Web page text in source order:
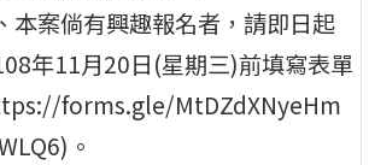
本案倘有興趣報名者，請即日起
年11月20日(星期三)前填寫表單
forms.gle/MtDZdXNyeHm
。